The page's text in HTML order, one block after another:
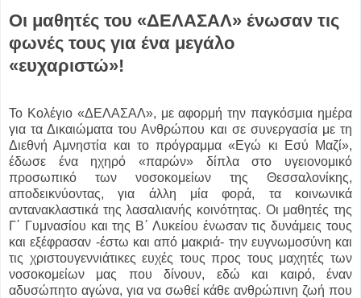
Οι μαθητές του «ΔΕΛΑΣΑΛ» ένωσαν τις
φωνές τους για ένα μεγάλο
«ευχαριστώ»!
Το Κολέγιο «ΔΕΛΑΣΑΛ», με αφορμή την παγκόσμια ημέρα
για τα Δικαιώματα του Ανθρώπου και σε συνεργασία με τη
Διεθνή Αμνηστία και το πρόγραμμα «Εγώ κι Εσύ Μαζί»,
έδωσε ένα ηχηρό «παρών» δίπλα στο υγειονομικό
προσωπικό των νοσοκομείων της Θεσσαλονίκης,
αποδεικνύοντας, για άλλη μία φορά, τα κοινωνικά
αντανακλαστικά της λασαλιανής κοινότητας. Οι μαθητές της
Γ΄ Γυμνασίου και της Β΄ Λυκείου ένωσαν τις δυνάμεις τους
και εξέφρασαν -έστω και από μακριά- την ευγνωμοσύνη και
τις χριστουγεννιάτικες ευχές τους προς τους μαχητές των
νοσοκομείων μας που δίνουν, εδώ και καιρό, έναν
αδυσώπητο αγώνα, για να σωθεί κάθε ανθρώπινη ζωή που